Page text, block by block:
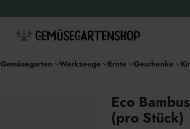
Gemüsegarten Werkzeuge Ernte Geschenke
Eco
(pro Stück)